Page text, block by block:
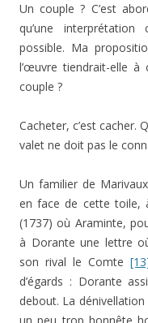
Un couple ? C’est
qu’une interprétation
possible. Ma
l’œuvre tiendrait-elle à
couple ?
Cacheter, c’est cacher.
valet ne doit pas le
Un familier de
en face de cette toile,
(1737) où Araminte,
à Dorante une lettre
son rival le Comte
d’égards : Dorante
debout. La